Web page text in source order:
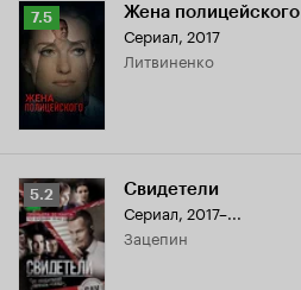
Рейтинг
Кинопоиска
7.5
7.5 Жена полицейского
Сериал, 2017
Литвиненко
Рейтинг
Кинопоиска
5.2
5.2 Свидетели
Сериал, 2017–...
Зацепин